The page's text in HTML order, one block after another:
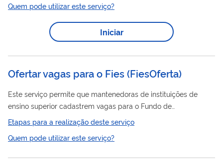
financiamento concedido por meio do
ou invalidez permanente do estudante financiado, a ser
contratado pelo próprio estudante no momento da assinatura
Quem pode utilizar este serviço?
Iniciar
Ofertar vagas para o Fies(FiesOferta)
Este serviço permite que mantenedoras de instituições de
ensino superior cadastrem vagas para o Fundo de
Financiamento Estudantil (Fies ). Objetivo: ● Possibilitar que
graduação não gratuitos com avaliação positiva pelo MEC.
Condições para ofertar vagas: ● A instituição deve ter adesão
Etapas para a realização deste serviço
Quem pode utilizar este serviço?